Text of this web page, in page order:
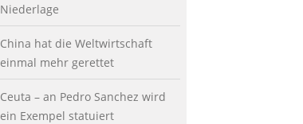
Niederlage
China hat die Weltwirtschaft
einmal mehr gerettet
Ceuta – an Pedro Sanchez wird
ein Exempel statuiert